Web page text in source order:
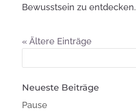
Bewusstsein zu entdecken.
« Ältere Einträge
Neueste Beiträge
Pause